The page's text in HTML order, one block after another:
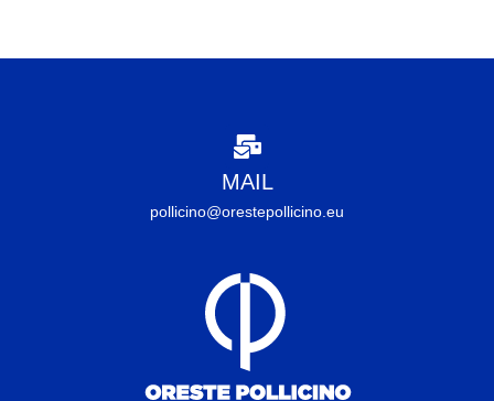
MAIL
pollicino@orestepollicino.eu